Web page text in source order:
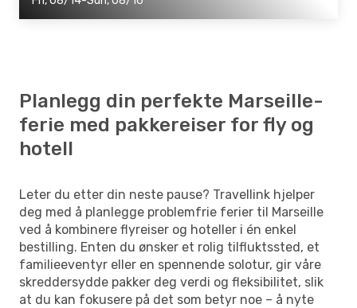
Planlegg din perfekte Marseille-
ferie med pakkereiser for fly og
hotell
Leter du etter din neste pause? Travellink hjelper
deg med å planlegge problemfrie ferier til Marseille
ved å kombinere flyreiser og hoteller i én enkel
bestilling. Enten du ønsker et rolig tilfluktssted, et
familieeventyr eller en spennende solotur, gir våre
skreddersydde pakker deg verdi og fleksibilitet, slik
at du kan fokusere på det som betyr noe – å nyte